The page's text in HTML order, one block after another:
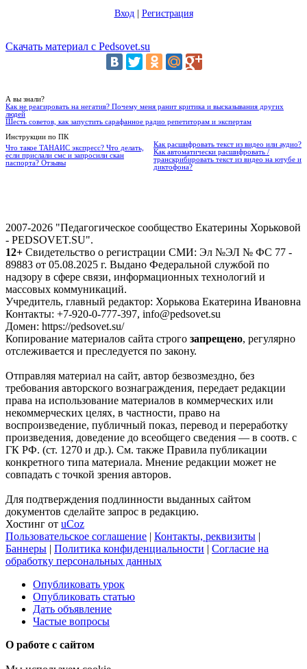
Вход| Регистрация
Скачать материал с Pedsovet.su
А вы знали?
Как не реагировать на негатив? Почему меня ранит критика и высказывания других
людей
Шесть советов, как запустить сарафанное радио репетиторам и экспертам
Инструкции по ПК
Что такое ТАНАИС экспресс? Что делать,
если прислали смс и запросили скан
паспорта? Отзывы
Как расшифровать текст из видео или аудио?
Как автоматически расшифровать /
транскрибировать текст из видео на ютубе и
диктофона?
2007-2026 "Педагогическое сообщество Екатерины Хорьковой
- PEDSOVET.SU".
12+ Свидетельство о регистрации СМИ: Эл №ЭЛ № ФС 77 -
89883 от 05.08.2025 г. Выдано Федеральной службой по
надзору в сфере связи, информационных технологий и
массовых коммуникаций.
Учредитель, главный редактор: Хорькова Екатерина Ивановна
Контакты: +7-920-0-777-397, info@pedsovet.su
Домен: https://pedsovet.su/
Копирование материалов сайта строго запрещено, регулярно
отслеживается и преследуется по закону.
Отправляя материал на сайт, автор безвозмездно, без
требования авторского вознаграждения, передает редакции
права на использование материалов в коммерческих или
некоммерческих целях, в частности, право на
воспроизведение, публичный показ, перевод и переработку
произведения, доведение до всеобщего сведения — в соотв. с
ГК РФ. (ст. 1270 и др.). См. также Правила публикации
конкретного типа материала. Мнение редакции может не
совпадать с точкой зрения авторов.
Для подтверждения подлинности выданных сайтом
документов сделайте запрос в редакцию.
Хостинг от uCoz
Пользовательское соглашение | Контакты, реквизиты |
Баннеры | Политика конфиденциальности | Согласие на
обработку персональных данных
Опубликовать урок
Опубликовать статью
Дать объявление
Частые вопросы
О работе с сайтом